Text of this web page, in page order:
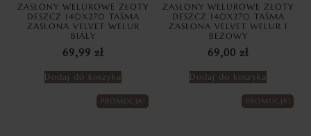
ZASŁONY WELUROWE ZŁOTY
DESZCZ 140X270 TAŚMA
ZASŁONA VELVET WELUR
BIAŁY
69,99 zł
Dodaj do koszyka
ZASŁONY WELUROWE ZŁOTY
DESZCZ 140X270 TAŚMA
ZASŁONA VELVET WELUR I
BEŻOWY
69,00 zł
Dodaj do koszyka
PROMOCJA! PROMOCJA!